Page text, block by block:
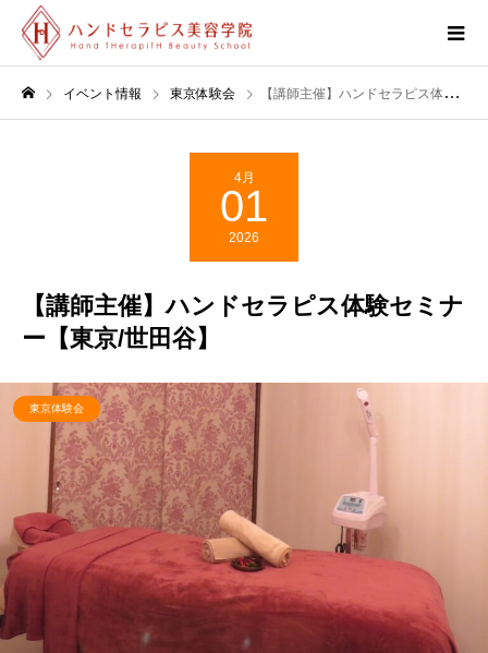
イベント情報 東京体験会 【講師主催】ハンドセラピス体験セミナー【東京/世田谷】
4月
01
2026
【講師主催】ハンドセラピス体験セミナ
ー【東京/世田谷】
東京体験会